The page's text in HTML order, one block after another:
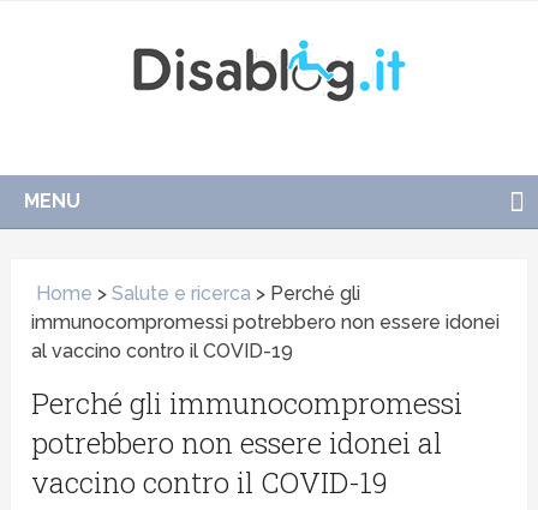
MENU
Home >Salute e ricerca > Perché gli
immunocompromessi potrebbero non essere idonei
al vaccino contro il COVID-19
Perché gli immunocompromessi
potrebbero non essere idonei al
vaccino contro il COVID-19